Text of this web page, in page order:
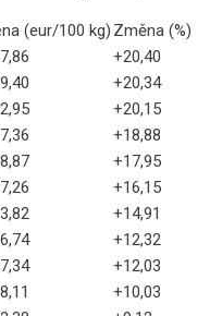
(eur/100 kg) Změna (%)
+20,40
+20,34
+20,15
+18,88
+17,95
+16,15
+14,91
+12,32
+12,03
+10,03